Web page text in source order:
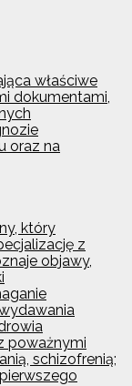
właściwe
dokumentami,
oraz na
który
z
objawy,
poważnymi
schizofrenią;